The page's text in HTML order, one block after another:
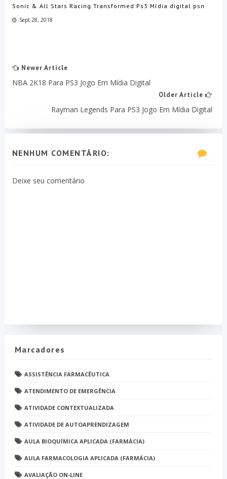
Sonic & All Stars Racing Transformed Ps3 Mídia digital psn
Sept 28, 2018
Newer Article
NBA 2K18 Para PS3 Jogo Em Mídia Digital
Older Article
Rayman Legends Para PS3 Jogo Em Mídia Digital
NENHUM COMENTÁRIO:
Deixe seu comentário
Marcadores
ASSISTÊNCIA FARMACÊUTICA
ATENDIMENTO DE EMERGÊNCIA
ATIVIDADE CONTEXTUALIZADA
ATIVIDADE DE AUTOAPRENDIZAGEM
AULA BIOQUÍMICA APLICADA (FARMÁCIA)
AULA FARMACOLOGIA APLICADA (FARMÁCIA)
AVALIAÇÃO ON-LINE